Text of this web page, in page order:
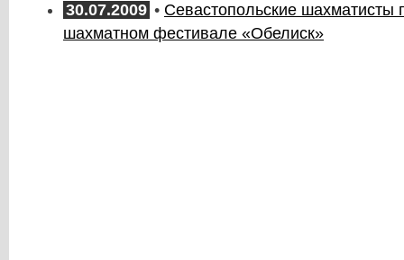
30.07.2009 • Севастопольские шахматисты
шахматном фестивале «Обелиск»